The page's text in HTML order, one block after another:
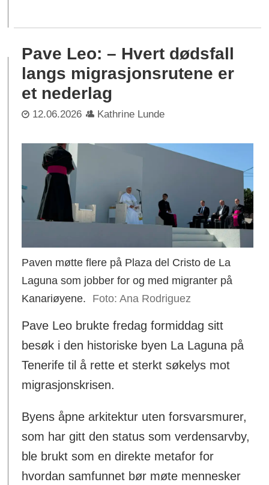
Pave Leo: – Hvert dødsfall
langs migrasjonsrutene er
et nederlag
12.06.2026 Kathrine Lunde
Paven møtte flere på Plaza del Cristo de La
Laguna som jobber for og med migranter på
Kanariøyene.
Ana Rodriguez
Pave Leo brukte fredag formiddag sitt
besøk i den historiske byen La Laguna på
Tenerife til å rette et sterkt søkelys mot
migrasjonskrisen.
Byens åpne arkitektur uten forsvarsmurer,
som har gitt den status som verdensarvby,
ble brukt som en direkte metafor for
hvordan samfunnet bør møte mennesker